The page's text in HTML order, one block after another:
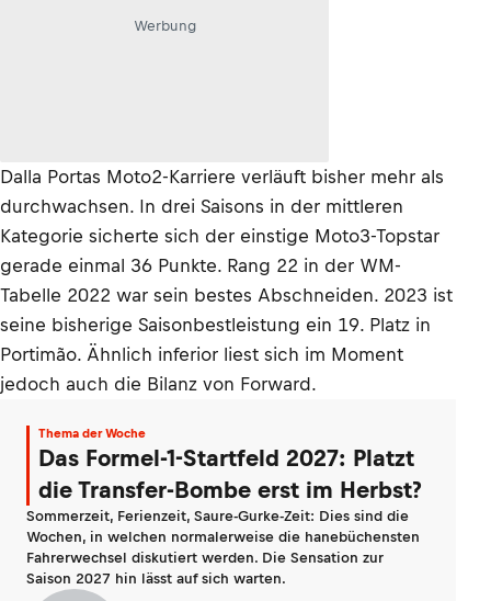
Werbung
Dalla Portas Moto2-Karriere verläuft bisher mehr als
durchwachsen. In drei Saisons in der mittleren
Kategorie sicherte sich der einstige Moto3-Topstar
gerade einmal 36 Punkte. Rang 22 in der WM-
Tabelle 2022 war sein bestes Abschneiden. 2023 ist
seine bisherige Saisonbestleistung ein 19. Platz in
Portimão. Ähnlich inferior liest sich im Moment
jedoch auch die Bilanz von Forward.
Thema der Woche
Das Formel-1-Startfeld 2027: Platzt
die Transfer-Bombe erst im Herbst?
Sommerzeit, Ferienzeit, Saure-Gurke-Zeit: Dies sind die
Wochen, in welchen normalerweise die hanebüchensten
Fahrerwechsel diskutiert werden. Die Sensation zur
Saison 2027 hin lässt auf sich warten.